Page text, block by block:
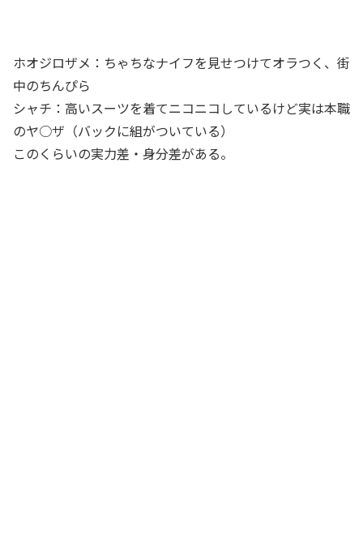
ホオジロザメ：ちゃちなナイフを見せつけてオラつく、街
中のちんぴら
シャチ：高いスーツを着てニコニコしているけど実は本職
のヤ○ザ（バックに組がついている）
このくらいの実力差・身分差がある。